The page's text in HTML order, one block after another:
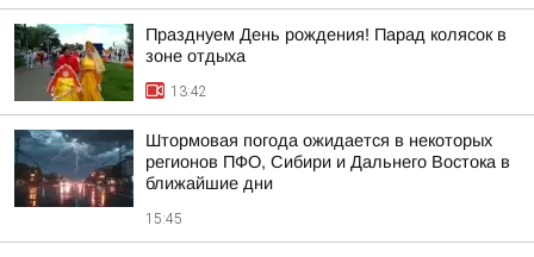
Празднуем День рождения! Парад колясок в
зоне отдыха
13:42
Штормовая погода ожидается в некоторых
регионов ПФО, Сибири и Дальнего Востока в
ближайшие дни
15:45